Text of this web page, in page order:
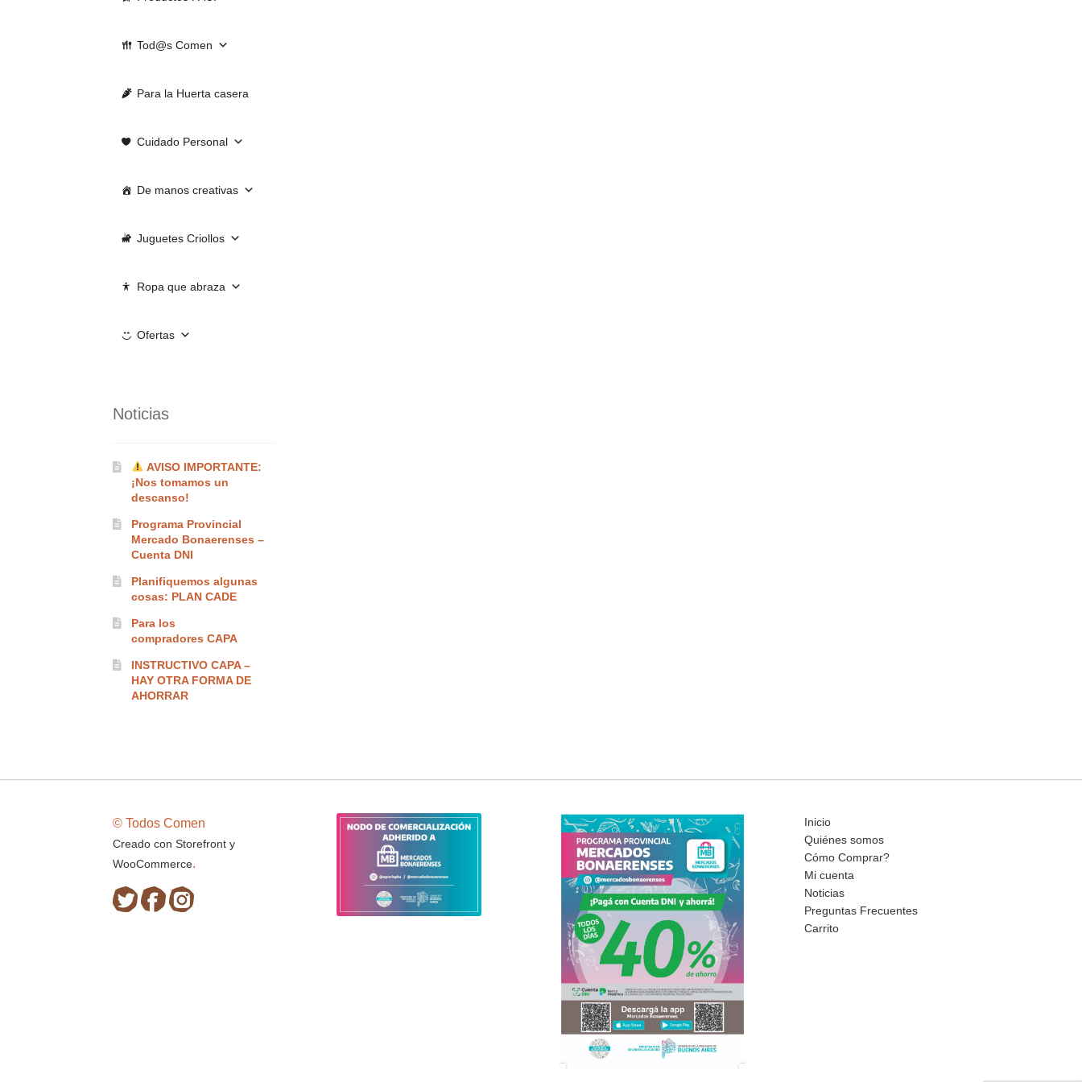
Tod@s Comen
Para la Huerta casera
Cuidado Personal
De manos creativas
Juguetes Criollos
Ropa que abraza
Ofertas
Noticias
AVISO IMPORTANTE:
¡Nos tomamos un
descanso!
Programa Provincial
Mercado Bonaerenses –
Cuenta DNI
Planifiquemos algunas
cosas: PLAN CADE
Para los
compradores CAPA
INSTRUCTIVO CAPA –
HAY OTRA FORMA DE
AHORRAR
© Todos Comen
Creado con Storefront y
WooCommerce.
Inicio
Quiénes somos
Cómo Comprar?
Mi cuenta
Noticias
Preguntas Frecuentes
Carrito